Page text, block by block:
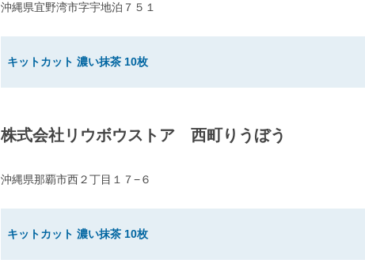
沖縄県宜野湾市字宇地泊７５１
キットカット 濃い抹茶 10枚
株式会社リウボウストア 西町りうぼう
沖縄県那覇市西２丁目１７−６
キットカット 濃い抹茶 10枚